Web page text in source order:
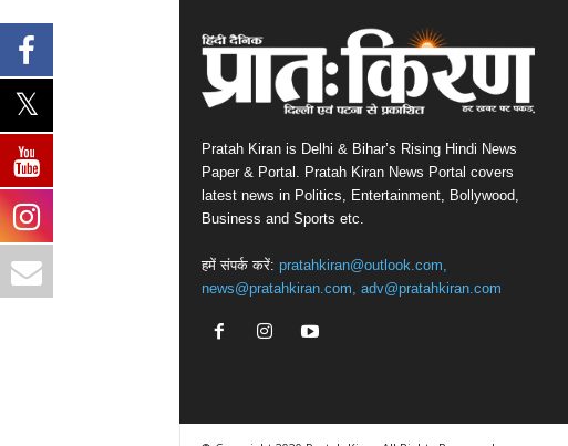
Pratah Kiran is Delhi & Bihar’s Rising Hindi News
Paper & Portal. Pratah Kiran News Portal covers
latest news in Politics, Entertainment, Bollywood,
Business and Sports etc.
हमें संपर्क करें: pratahkiran@outlook.com,
news@pratahkiran.com, adv@pratahkiran.com